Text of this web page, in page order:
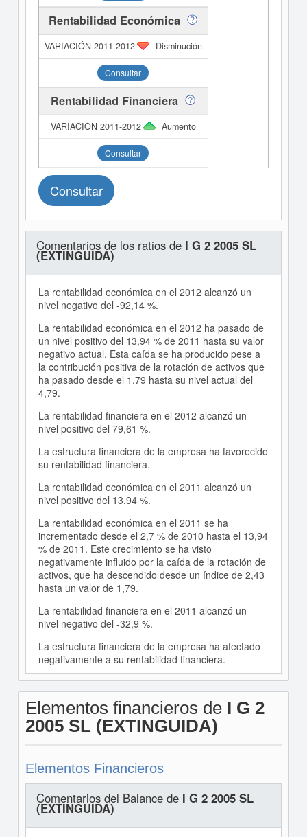
Rentabilidad Económica
Disminución
Consultar
Rentabilidad Financiera
Aumento
Consultar
Consultar
Comentarios de los ratios de I G 2 2005 SL
(EXTINGUIDA)
La rentabilidad económica en el 2012 alcanzó un
nivel negativo del -92,14 %.
La rentabilidad económica en el 2012 ha pasado de
un nivel positivo del 13,94 % de 2011 hasta su valor
negativo actual. Esta caída se ha producido pese a
la contribución positiva de la rotación de activos que
ha pasado desde el 1,79 hasta su nivel actual del
4,79.
La rentabilidad financiera en el 2012 alcanzó un
nivel positivo del 79,61 %.
La estructura financiera de la empresa ha favorecido
su rentabilidad financiera.
La rentabilidad económica en el 2011 alcanzó un
nivel positivo del 13,94 %.
La rentabilidad económica en el 2011 se ha
incrementado desde el 2,7 % de 2010 hasta el 13,94
% de 2011. Este crecimiento se ha visto
negativamente influido por la caída de la rotación de
activos, que ha descendido desde un índice de 2,43
hasta un valor de 1,79.
La rentabilidad financiera en el 2011 alcanzó un
nivel negativo del -32,9 %.
La estructura financiera de la empresa ha afectado
negativamente a su rentabilidad financiera.
Elementos financieros de I G 2
2005 SL (EXTINGUIDA)
Elementos Financieros
Comentarios del Balance de I G 2 2005 SL
(EXTINGUIDA)